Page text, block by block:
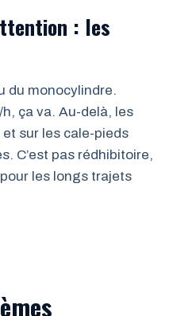
: les
du monocylindre.
ça va. Au-delà, les
sur les cale-pieds
C’est pas rédhibitoire,
les longs trajets